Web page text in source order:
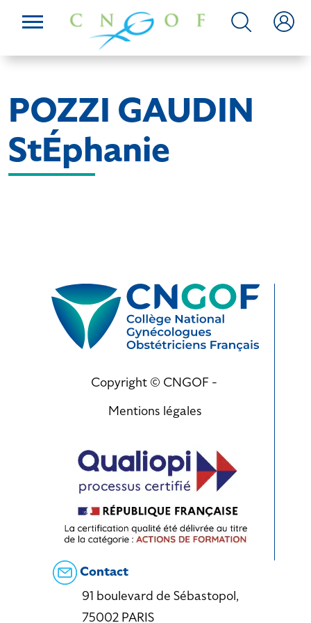
POZZI GAUDIN
StÉphanie
Copyright © CNGOF -
Mentions légales
Contact
91 boulevard de Sébastopol,
75002 PARIS